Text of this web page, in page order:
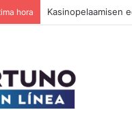
hora Kasinopelaamisen